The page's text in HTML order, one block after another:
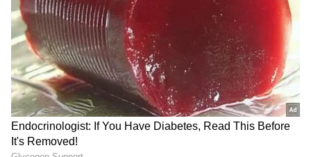
Image Credit :Asianet News
ಗೋಧಿ ಬಿಟ್ಟರೆ ಏನಾಗುತ್ತೆ?
ನೀವು ಒಂದು ತಿಂಗಳ ಕಾಲ ಗೋಧಿ ಚಪಾತಿ, ಗೋಧಿ ದೋಸೆ